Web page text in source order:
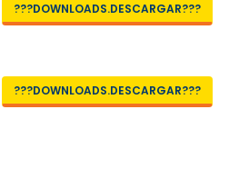
???DOWNLOADS.DESCARGAR???
???DOWNLOADS.DESCARGAR???